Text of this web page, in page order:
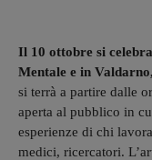
Il 10 ottobre si
Mentale e in
si terrà a partire dalle
aperta al pubblico in
esperienze di chi
medici, ricercatori.